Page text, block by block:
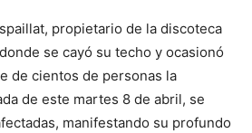
propietario de la discoteca
se cayó su techo y ocasionó
de cientos de personas la
de este martes 8 de abril, se
manifestando su profundo